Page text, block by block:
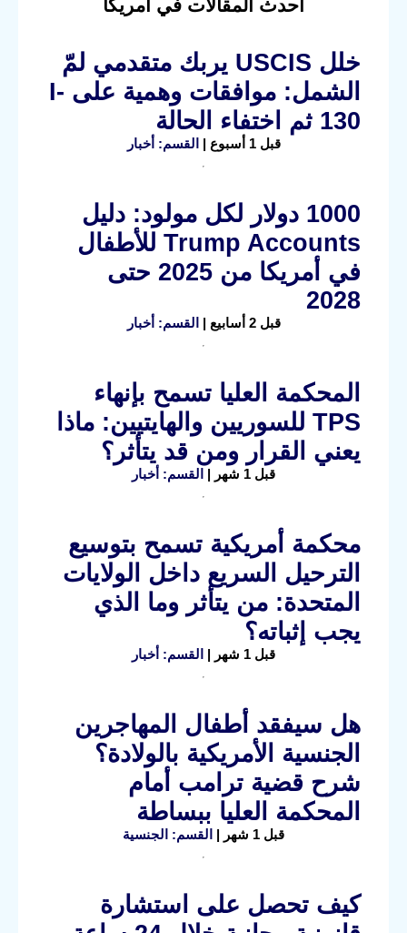
أحدث المقالات في أمريكا
خلل USCIS يربك متقدمي لمّ
الشمل: موافقات وهمية على I-
130 ثم اختفاء الحالة
قبل 1 أسبوع | القسم: أخبار
1000 دولار لكل مولود: دليل
Trump Accounts للأطفال
في أمريكا من 2025 حتى
2028
قبل 2 أسابيع | القسم: أخبار
المحكمة العليا تسمح بإنهاء
TPS للسوريين والهايتيين: ماذا
يعني القرار ومن قد يتأثر؟
قبل 1 شهر | القسم: أخبار
محكمة أمريكية تسمح بتوسيع
الترحيل السريع داخل الولايات
المتحدة: من يتأثر وما الذي
يجب إثباته؟
قبل 1 شهر | القسم: أخبار
هل سيفقد أطفال المهاجرين
الجنسية الأمريكية بالولادة؟
شرح قضية ترامب أمام
المحكمة العليا ببساطة
قبل 1 شهر | القسم: الجنسية
كيف تحصل على استشارة